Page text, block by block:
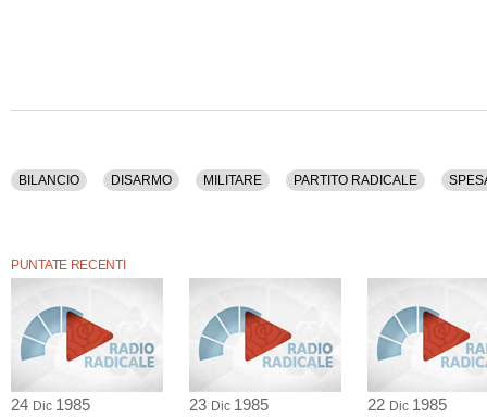
BILANCIO DISARMO MILITARE PARTITO RADICALE
PUNTATE RECENTI
24 Dic 1985 23 Dic 1985 22 Dic 1985